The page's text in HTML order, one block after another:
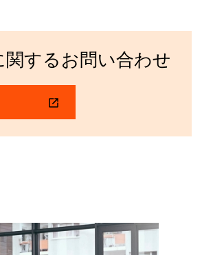
するお問い合わせ